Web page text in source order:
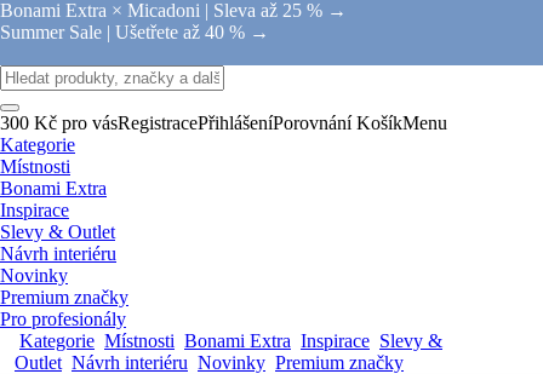
Bonami Extra × Micadoni | Sleva až 25 % →
Summer Sale | Ušetřete až 40 % →
300 Kč pro vásRegistracePřihlášeníPorovnání KošíkMenu
Kategorie
Místnosti
Bonami Extra
Inspirace
Slevy & Outlet
Návrh interiéru
Novinky
Premium značky
Pro profesionály
Kategorie Místnosti Bonami Extra Inspirace Slevy &
Outlet Návrh interiéru Novinky Premium značky